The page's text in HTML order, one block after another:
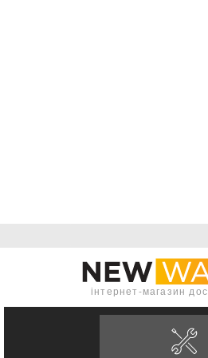
інтернет-магазин